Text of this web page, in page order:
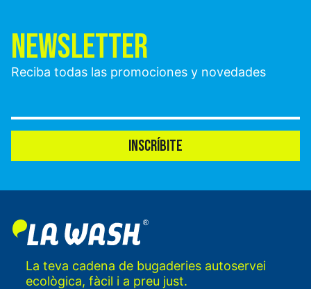
NEWSLETTER
Reciba todas las promociones y novedades
INSCRÍBITE
La teva cadena de bugaderies autoservei
ecològica, fàcil i a preu just.